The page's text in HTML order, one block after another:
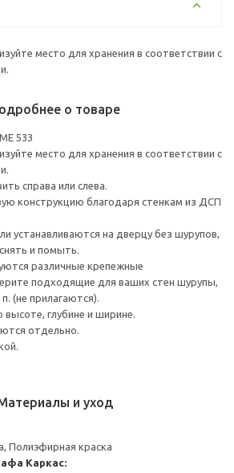
место для хранения в соответствии с
о товаре
533
место для хранения в соответствии с
справа или слева.
конструкцию благодаря стенкам из ДСП
устанавливаются на дверцу без шурупов,
и помыть.
различные крепежные
подходящие для ваших стен шурупы,
(не прилагаются).
глубине и ширине.
отдельно.
и уход
Полиэфирная краска
Каркас: